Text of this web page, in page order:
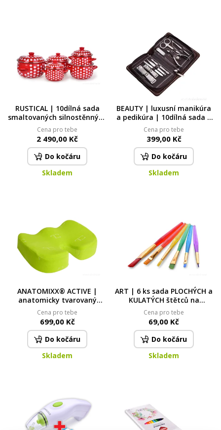
RUSTICAL | 10dílná sada
smaltovaných silnostěnných
hrnců s poklicemi | červené s
puntíky
Cena pro tebe
2 490,00 Kč
Do kočáru
Skladem
BEAUTY | luxusní manikúra
a pedikúra | 10dílná sada |
v etui se zipem |
kartáčovaná ocel
Cena pro tebe
399,00 Kč
Do kočáru
Skladem
ANATOMIXX® ACTIVE |
anatomicky tvarovaný
podsedák z paměťové pěny
| úleva při dlouhém sezení
Cena pro tebe
699,00 Kč
Do kočáru
Skladem
ART | 6 ks sada PLOCHÝCH a
KULATÝCH štětců na
malování | měkké štětiny |
různé velikosti
Cena pro tebe
69,00 Kč
Do kočáru
Skladem